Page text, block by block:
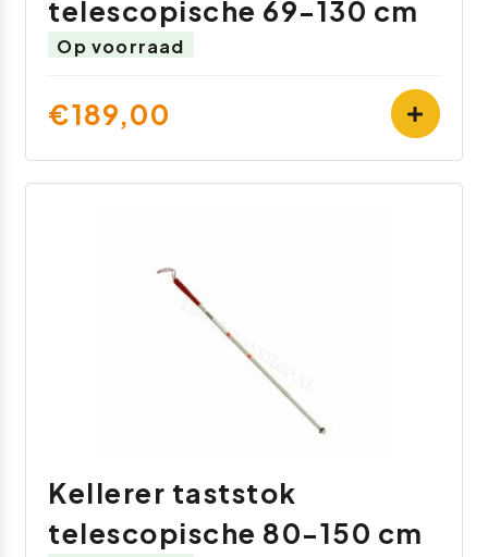
telescopische 69-130 cm
Op voorraad
€189,00
Kellerer taststok
telescopische 80-150 cm